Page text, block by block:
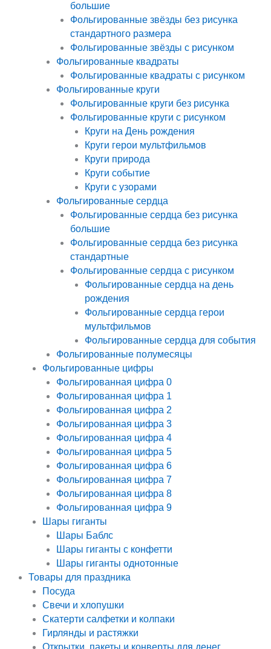
большие
Фольгированные звёзды без рисунка
стандартного размера
Фольгированные звёзды с рисунком
Фольгированные квадраты
Фольгированные квадраты с рисунком
Фольгированные круги
Фольгированные круги без рисунка
Фольгированные круги с рисунком
Круги на День рождения
Круги герои мультфильмов
Круги природа
Круги событие
Круги с узорами
Фольгированные сердца
Фольгированные сердца без рисунка
большие
Фольгированные сердца без рисунка
стандартные
Фольгированные сердца с рисунком
Фольгированные сердца на день
рождения
Фольгированные сердца герои
мультфильмов
Фольгированные сердца для события
Фольгированные полумесяцы
Фольгированные цифры
Фольгированная цифра 0
Фольгированная цифра 1
Фольгированная цифра 2
Фольгированная цифра 3
Фольгированная цифра 4
Фольгированная цифра 5
Фольгированная цифра 6
Фольгированная цифра 7
Фольгированная цифра 8
Фольгированная цифра 9
Шары гиганты
Шары Баблс
Шары гиганты с конфетти
Шары гиганты однотонные
Товары для праздника
Посуда
Свечи и хлопушки
Скатерти салфетки и колпаки
Гирлянды и растяжки